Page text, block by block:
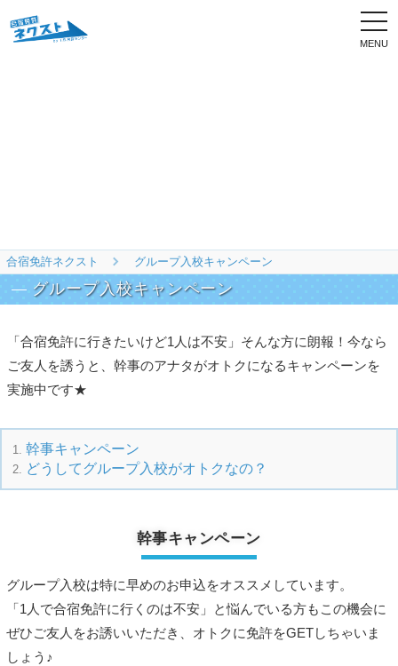
合宿免許ネクスト グループ入校キャンペーン
グループ入校キャンペーン
「合宿免許に行きたいけど1人は不安」そんな方に朗報！今なら
ご友人を誘うと、幹事のアナタがオトクになるキャンペーンを
実施中です★
幹事キャンペーン
どうしてグループ入校がオトクなの？
幹事キャンペーン
グループ入校は特に早めのお申込をオススメしています。
「1人で合宿免許に行くのは不安」と悩んでいる方もこの機会に
ぜひご友人をお誘いいただき、オトクに免許をGETしちゃいま
しょう♪